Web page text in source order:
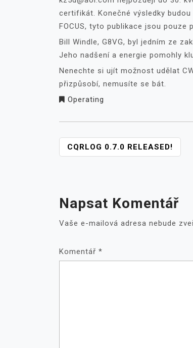
certifikát. Konečné výsledky budou
FOCUS, tyto publikace jsou pouze
Bill Windle, G8VG, byl jedním ze
Jeho nadšení a energie pomohly
Nenechte si ujít možnost udělat
přizpůsobí, nemusíte se bát.
Operating
NAVIGACE
PRO
CQRLOG 0.7.0 RELEASED!
Napsat Komentář
Vaše e-mailová adresa nebude
Komentář *